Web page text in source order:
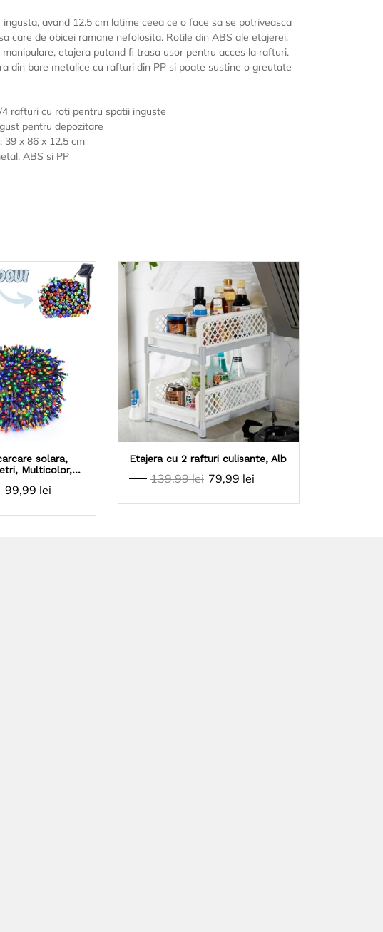
avand 12.5 cm latime ceea ce o face sa se potriveasca
care de obicei ramane nefolosita. Rotile din ABS ale etajerei,
etajera putand fi trasa usor pentru acces la rafturi.
din bare metalice cu rafturi din PP si poate sustine o greutate
4 rafturi cu roti pentru spatii inguste
pentru depozitare
39 x 86 x 12.5 cm
ABS si PP
solara,
Multicolor,
LED, 10
99,99 lei
Etajera cu 2 rafturi culisante, Alb
139,99 lei 79,99 lei